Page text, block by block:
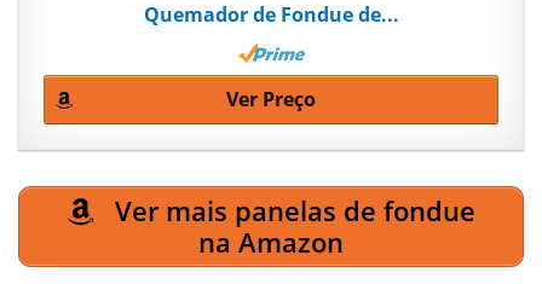
Quemador de Fondue de...
Ver Preço
Ver mais panelas de fondue
na Amazon